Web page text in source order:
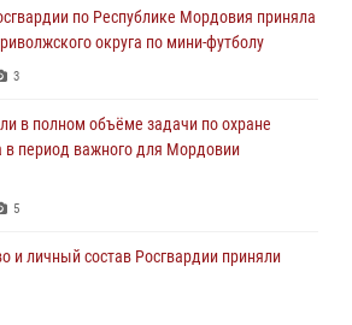
по Республике Мордовия приняла
округа по мини-футболу
3
в полном объёме задачи по охране
в период важного для Мордовии
5
и личный состав Росгвардии приняли